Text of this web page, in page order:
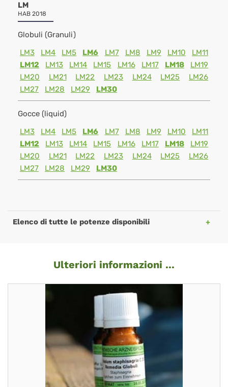
LM
HAB 2018
Globuli (Granuli)
LM3
LM4 LM5 LM6 LM7 LM8 LM9 LM10
LM11
LM12
LM13 LM14 LM15 LM16 LM17 LM18
LM19
LM20
LM21 LM22 LM23 LM24 LM25
LM26
LM27
LM28 LM29 LM30
Gocce (liquid)
LM3
LM4 LM5 LM6 LM7 LM8 LM9 LM10
LM11
LM12
LM13 LM14 LM15 LM16 LM17 LM18
LM19
LM20
LM21 LM22 LM23 LM24 LM25
LM26
LM27
LM28 LM29 LM30
Elenco di tutte le potenze disponibili
Ulteriori informazioni ...